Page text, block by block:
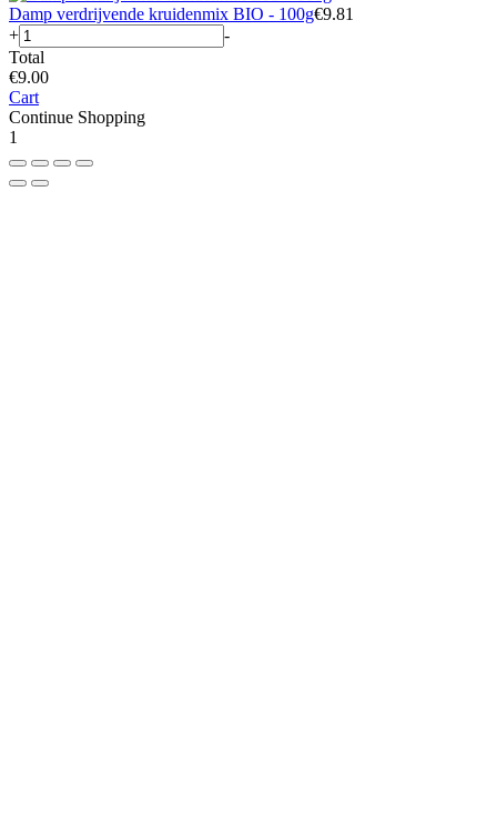
Damp verdrijvende kruidenmix BIO - 100g€9.81
+
-
Total
€9.00
Cart
Continue Shopping
1